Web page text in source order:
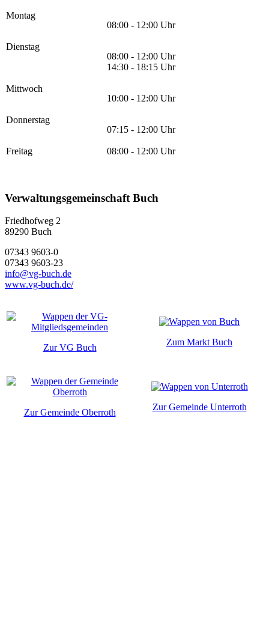
Montag
08:00 - 12:00 Uhr
Dienstag
08:00 - 12:00 Uhr
14:30 - 18:15 Uhr
Mittwoch
10:00 - 12:00 Uhr
Donnerstag
07:15 - 12:00 Uhr
Freitag 08:00 - 12:00 Uhr
Verwaltungsgemeinschaft Buch
Friedhofweg 2
89290 Buch
07343 9603-0
07343 9603-23
info@vg-buch.de
www.vg-buch.de/
Zur VG Buch
Zum Markt Buch
Zur Gemeinde Oberroth
Zur Gemeinde Unterroth